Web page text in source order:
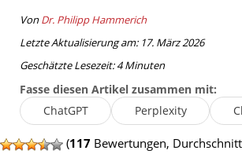
VonDr. Philipp Hammerich
Letzte Aktualisierung am: 17. März 2026
Geschätzte Lesezeit:4 Minuten
Fasse diesen Artikel zusammen mit:
ChatGPT
Perplexity
(117 Bewertungen,